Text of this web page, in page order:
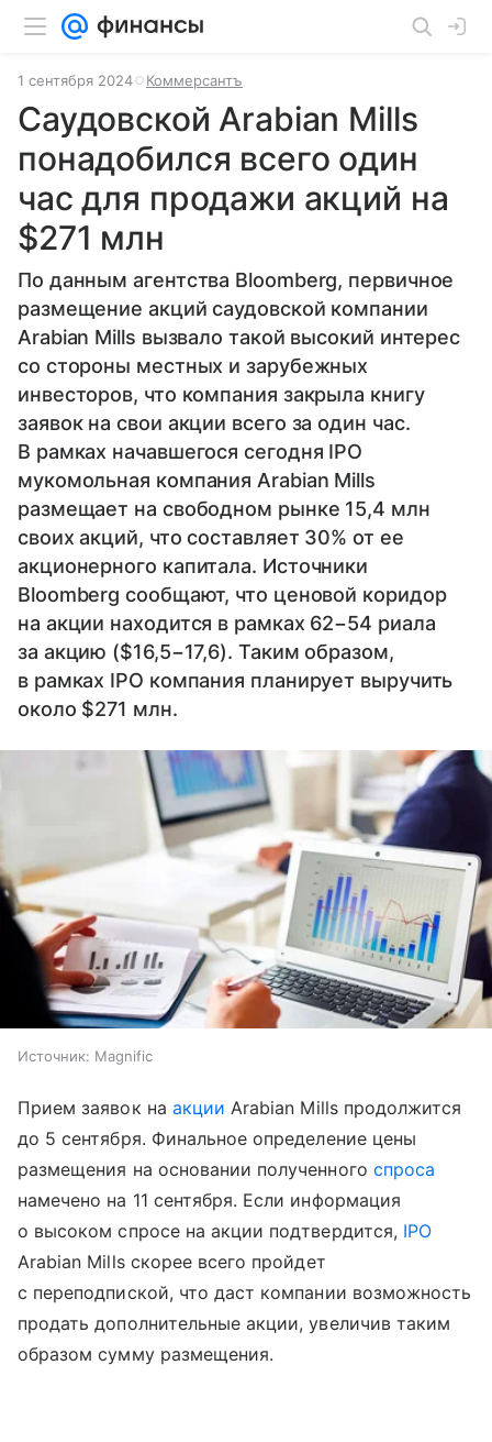
1 сентября 2024 Коммерсантъ
Саудовской Arabian Mills
понадобился всего один
час для продажи акций на
$271 млн
По данным агентства Bloomberg, первичное
размещение акций саудовской компании
Arabian Mills вызвало такой высокий интерес
со стороны местных и зарубежных
инвесторов, что компания закрыла книгу
заявок на свои акции всего за один час.
В рамках начавшегося сегодня IPO
мукомольная компания Arabian Mills
размещает на свободном рынке 15,4 млн
своих акций, что составляет 30% от ее
акционерного капитала. Источники
Bloomberg сообщают, что ценовой коридор
на акции находится в рамках 62−54 риала
за акцию ($16,5−17,6). Таким образом,
в рамках IPO компания планирует выручить
около $271 млн.
Источник: Magnific
Прием заявок на акции Arabian Mills продолжится
до 5 сентября. Финальное определение цены
размещения на основании полученного спроса
намечено на 11 сентября. Если информация
о высоком спросе на акции подтвердится, IPO
Arabian Mills скорее всего пройдет
с переподпиской, что даст компании возможность
продать дополнительные акции, увеличив таким
образом сумму размещения.